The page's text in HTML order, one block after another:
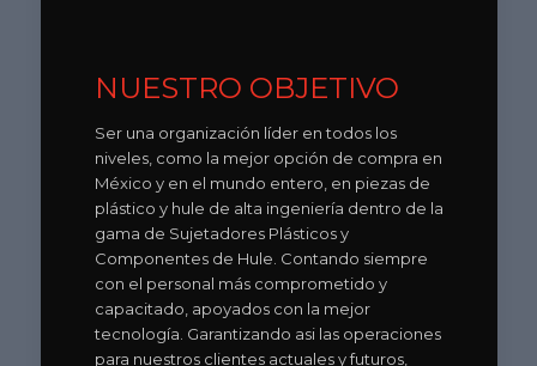
NUESTRO OBJETIVO
Ser una organización líder en todos los
niveles, como la mejor opción de compra en
México y en el mundo entero, en piezas de
plástico y hule de alta ingeniería dentro de la
gama de Sujetadores Plásticos y
Componentes de Hule. Contando siempre
con el personal más comprometido y
capacitado, apoyados con la mejor
tecnología. Garantizando asi las operaciones
para nuestros clientes actuales y futuros,